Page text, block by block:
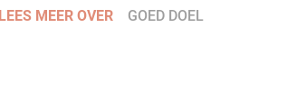
LEES MEER OVER GOED DOEL